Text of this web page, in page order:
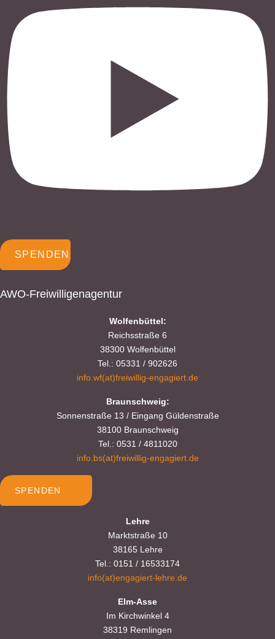
SPENDEN
AWO-Freiwilligenagentur
Wolfenbüttel:
Reichsstraße 6
38300 Wolfenbüttel
Tel.: 05331 / 902626
info.wf(at)freiwillig-engagiert.de
Braunschweig:
Sonnenstraße 13 / Eingang Güldenstraße
38100 Braunschweig
Tel.: 0531 / 4811020
info.bs(at)freiwillig-engagiert.de
SPENDEN
Lehre
Marktstraße 10
38165 Lehre
Tel.: 0151 / 16533174
info(at)engagiert-lehre.de
Elm-Asse
Im Kirchwinkel 4
38319 Remlingen